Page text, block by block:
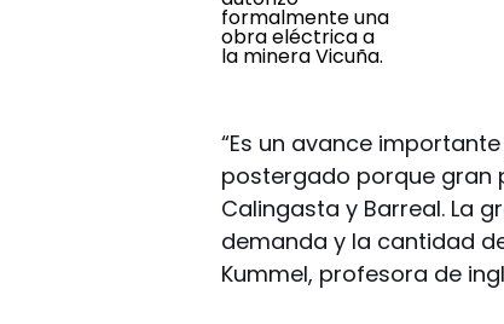
“Es un avance
postergado porque gran
Calingasta y Barreal. La
demanda y la cantidad
Kummel, profesora de